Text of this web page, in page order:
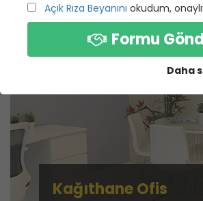
Açık Rıza Beyanını okudum,
Formu
Daha
Kağıthane Ofis